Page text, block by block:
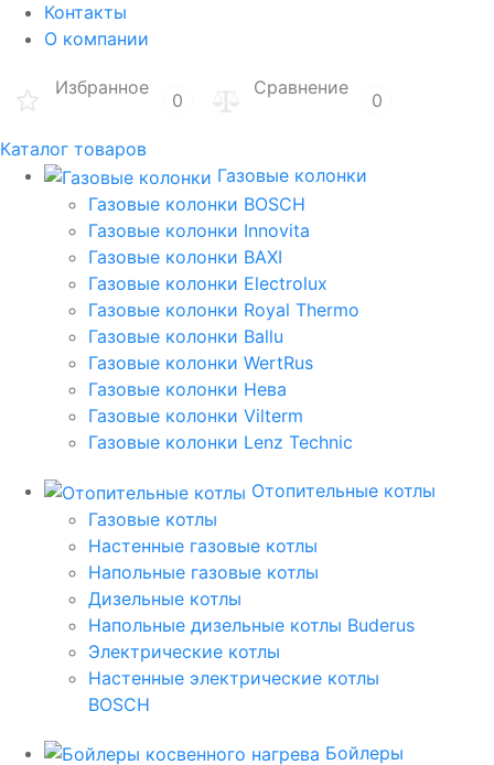
Контакты
О компании
Избранное
0
Сравнение
0
Каталог товаров
Газовые колонки
Газовые колонки BOSCH
Газовые колонки Innovita
Газовые колонки BAXI
Газовые колонки Electrolux
Газовые колонки Royal Thermo
Газовые колонки Ballu
Газовые колонки WertRus
Газовые колонки Нева
Газовые колонки Vilterm
Газовые колонки Lenz Technic
Отопительные котлы
Газовые котлы
Настенные газовые котлы
Напольные газовые котлы
Дизельные котлы
Напольные дизельные котлы Buderus
Электрические котлы
Настенные электрические котлы
BOSCH
Бойлеры